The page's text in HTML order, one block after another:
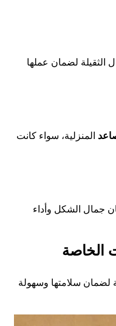
الثقيلة لضمان عملها
المنزلية، سواء كانت
جمال الشكل وأداء
لضمان سلامتها وسهولة